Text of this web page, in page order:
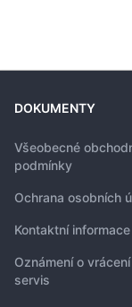
DOKUMENTY
Všeobecné
podmínky
Ochrana osobních
Kontaktní informace
Oznámení o
servis